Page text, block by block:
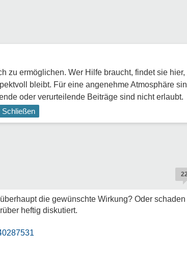
zu ermöglichen. Wer Hilfe braucht, findet sie
bleibt. Für eine angenehme Atmosphäre
oder verurteilende Beiträge sind nicht erlaubt.
Schließen
die gewünschte Wirkung? Oder
heftig diskutiert.